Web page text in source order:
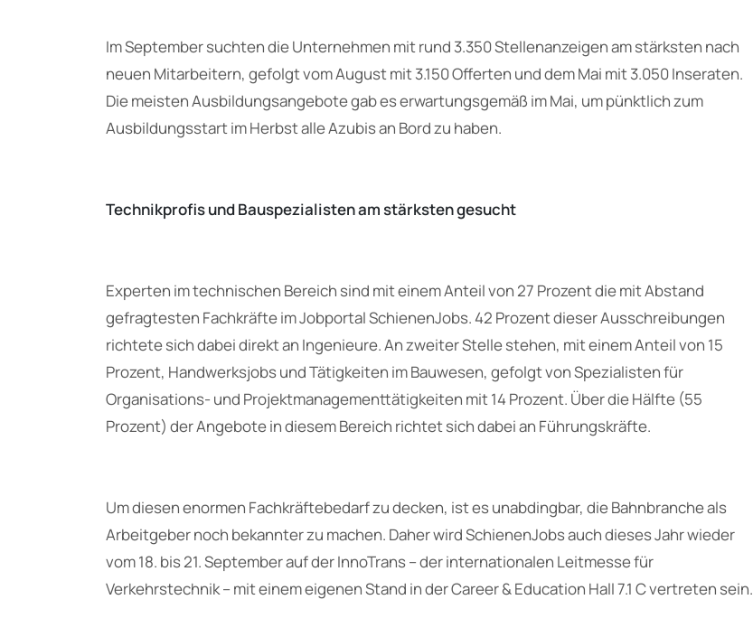
Im September suchten die Unternehmen mit rund 3.350 Stellenanzeigen am stärksten nach
neuen Mitarbeitern, gefolgt vom August mit 3.150 Offerten und dem Mai mit 3.050 Inseraten.
Die meisten Ausbildungsangebote gab es erwartungsgemäß im Mai, um pünktlich zum
Ausbildungsstart im Herbst alle Azubis an Bord zu haben.
Technikprofis und Bauspezialisten am stärksten gesucht
Experten im technischen Bereich sind mit einem Anteil von 27 Prozent die mit Abstand
gefragtesten Fachkräfte im Jobportal SchienenJobs. 42 Prozent dieser Ausschreibungen
richtete sich dabei direkt an Ingenieure. An zweiter Stelle stehen, mit einem Anteil von 15
Prozent, Handwerksjobs und Tätigkeiten im Bauwesen, gefolgt von Spezialisten für
Organisations- und Projektmanagementtätigkeiten mit 14 Prozent. Über die Hälfte (55
Prozent) der Angebote in diesem Bereich richtet sich dabei an Führungskräfte.
Um diesen enormen Fachkräftebedarf zu decken, ist es unabdingbar, die Bahnbranche als
Arbeitgeber noch bekannter zu machen. Daher wird SchienenJobs auch dieses Jahr wieder
vom 18. bis 21. September auf der InnoTrans – der internationalen Leitmesse für
Verkehrstechnik – mit einem eigenen Stand in der Career & Education Hall 7.1 C vertreten sein.